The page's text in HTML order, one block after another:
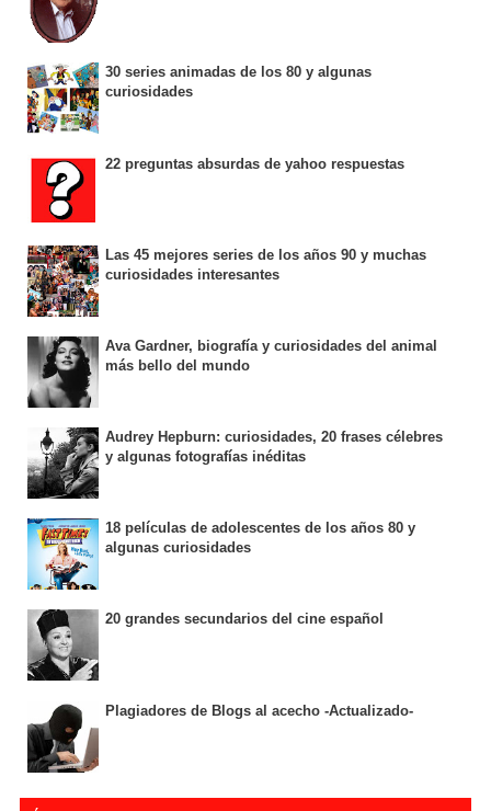
30 series animadas de los 80 y algunas
curiosidades
22 preguntas absurdas de yahoo respuestas
Las 45 mejores series de los años 90 y muchas
curiosidades interesantes
Ava Gardner, biografía y curiosidades del animal
más bello del mundo
Audrey Hepburn: curiosidades, 20 frases célebres
y algunas fotografías inéditas
18 películas de adolescentes de los años 80 y
algunas curiosidades
20 grandes secundarios del cine español
Plagiadores de Blogs al acecho -Actualizado-